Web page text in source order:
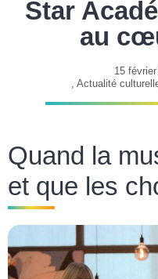
Star
au
15
, Actualité
Quand la
et que les